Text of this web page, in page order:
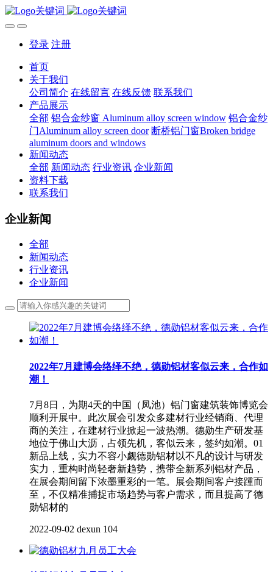
登录 注册
首页
关于我们
公司简介 在线留言 在线反馈 联系我们
产品展示
全部 铝合金纱窗 Aluminum alloy screen window 铝合金纱
门Aluminum alloy screen door 断桥铝门窗Broken bridge
aluminum doors and windows
新闻动态
全部 新闻动态 行业资讯 企业新闻
资料下载
联系我们
企业新闻
全部
新闻动态
行业资讯
企业新闻
2022年7月建博会络绎不绝，德勋铝材客似云来，合作如
潮！
7月8日，为期4天的中国（凤池）铝门窗建筑装饰博览会
顺利开展中。此次展会引发众多建材行业经销商、代理
商的关注，在建材行业掀起一波热潮。德勋生产研发基
地位于佛山大沥，占领先机，客似云来，签约如潮。01
新品上线，实力不容小觑德勋铝材以不凡的设计与研发
实力，重构时尚轻奢新趋势，携带全新系列铝材产品，
在展会期间留下浓墨重彩的一笔。展会期间客户接踵而
至，不仅精准捕捉市场趋势与客户需求，而且提高了德
勋铝材的
2022-09-02 dexun 104